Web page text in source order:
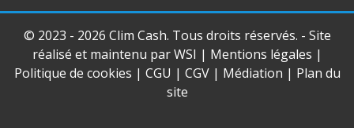
© 2023 - 2026 Clim Cash. Tous droits réservés. - Site
réalisé et maintenu parWSI | Mentions légales |
Politique de cookies | CGU | CGV| Médiation | Plan du
site